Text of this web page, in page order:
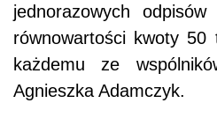
jednorazowych
równowartości kwoty 50
każdemu ze
Agnieszka Adamczyk.